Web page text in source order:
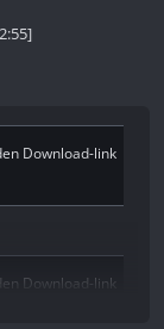
Download-link
Download-link